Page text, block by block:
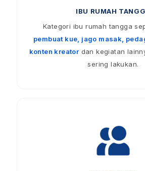
IBU RUMAH
Kategori ibu rumah tangga
pembuat kue, jago masak,
konten kreator dan kegiatan
sering lakukan.